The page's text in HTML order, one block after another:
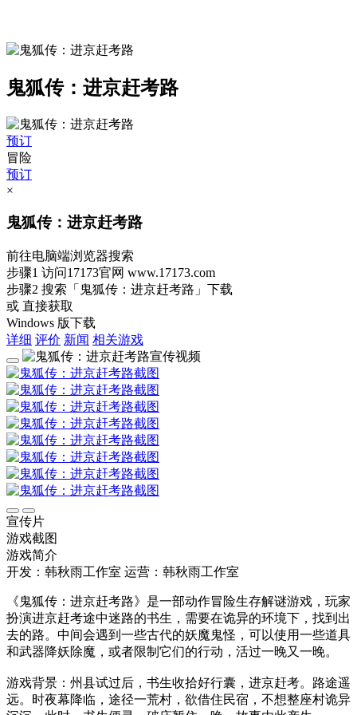
鬼狐传：进京赶考路
预订
冒险
预订
×
鬼狐传：进京赶考路
前往电脑端浏览器搜索
步骤1 访问17173官网 www.17173.com
步骤2 搜索 「鬼狐传：进京赶考路」 下载
或 直接获取
Windows 版下载
详细 评价 新闻 相关游戏
宣传片
游戏截图
游戏简介
开发：韩秋雨工作室 运营：韩秋雨工作室
《鬼狐传：进京赶考路》是一部动作冒险生存解谜游戏，玩家
扮演进京赶考途中迷路的书生，需要在诡异的环境下，找到出
去的路。中间会遇到一些古代的妖魔鬼怪，可以使用一些道具
和武器降妖除魔，或者限制它们的行动，活过一晚又一晚。
游戏背景：州县试过后，书生收拾好行囊，进京赶考。路途遥
远。时夜幕降临，途径一荒村，欲借住民宿，不想整座村诡异